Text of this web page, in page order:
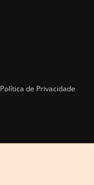
Política de Privacidade